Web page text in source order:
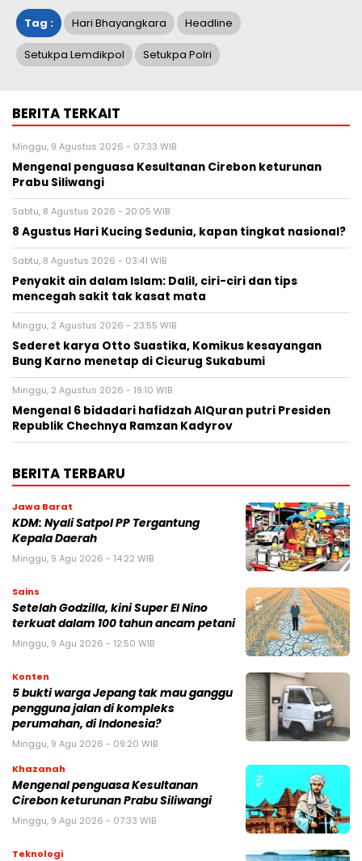
Tag : Hari Bhayangkara Headline
Setukpa Lemdikpol Setukpa Polri
BERITA TERKAIT
Minggu, 9 Agustus 2026 - 07:33 WIB
Mengenal penguasa Kesultanan Cirebon keturunan
Prabu Siliwangi
Sabtu, 8 Agustus 2026 - 20:05 WIB
8 Agustus Hari Kucing Sedunia, kapan tingkat nasional?
Sabtu, 8 Agustus 2026 - 03:41 WIB
Penyakit ain dalam Islam: Dalil, ciri-ciri dan tips
mencegah sakit tak kasat mata
Minggu, 2 Agustus 2026 - 23:55 WIB
Sederet karya Otto Suastika, Komikus kesayangan
Bung Karno menetap di Cicurug Sukabumi
Minggu, 2 Agustus 2026 - 19:10 WIB
Mengenal 6 bidadari hafidzah AlQuran putri Presiden
Republik Chechnya Ramzan Kadyrov
BERITA TERBARU
Jawa Barat
KDM: Nyali Satpol PP Tergantung
Kepala Daerah
Minggu, 9 Agu 2026 - 14:22 WIB
Sains
Setelah Godzilla, kini Super El Nino
terkuat dalam 100 tahun ancam petani
Minggu, 9 Agu 2026 - 12:50 WIB
Konten
5 bukti warga Jepang tak mau ganggu
pengguna jalan di kompleks
perumahan, di Indonesia?
Minggu, 9 Agu 2026 - 09:20 WIB
Khazanah
Mengenal penguasa Kesultanan
Cirebon keturunan Prabu Siliwangi
Minggu, 9 Agu 2026 - 07:33 WIB
Teknologi